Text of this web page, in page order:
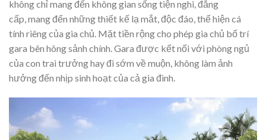
không chỉ mang đến không gian sống tiện nghi, đẳng
cấp, mang đến những thiết kế lạ mắt, độc đáo, thể hiện cá
tính riêng của gia chủ. Mặt tiền rộng cho phép gia chủ bố trí
gara bên hông sảnh chính. Gara được kết nối với phòng ngủ
của con trai trưởng hay đi sớm về muộn, không làm ảnh
hưởng đến nhịp sinh hoạt của cả gia đình.